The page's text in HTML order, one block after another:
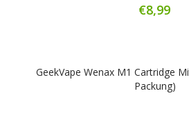
€8,99
GeekVape Wenax M1 Cartridge
Packung)